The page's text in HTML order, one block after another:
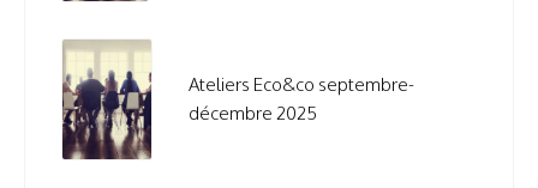
Ateliers Eco&co septembre-
décembre 2025